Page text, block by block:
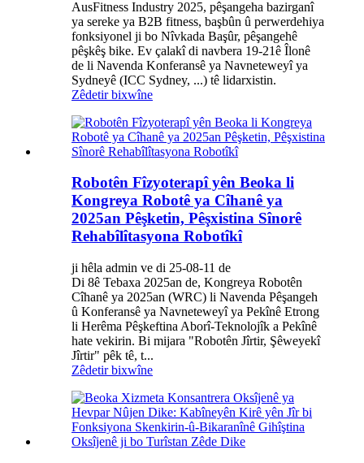
AusFitness Industry 2025, pêşangeha bazirganî
ya sereke ya B2B fitness, başbûn û perwerdehiya
fonksiyonel ji bo Nîvkada Başûr, pêşangehê
pêşkêş bike. Ev çalakî di navbera 19-21ê Îlonê
de li Navenda Konferansê ya Navneteweyî ya
Sydneyê (ICC Sydney, ...) tê lidarxistin.
Zêdetir bixwîne
Robotên Fîzyoterapî yên Beoka li
Kongreya Robotê ya Cîhanê ya
2025an Pêşketin, Pêşxistina Sînorê
Rehabîlîtasyona Robotîkî
ji hêla admin ve di 25-08-11 de
Di 8ê Tebaxa 2025an de, Kongreya Robotên
Cîhanê ya 2025an (WRC) li Navenda Pêşangeh
û Konferansê ya Navneteweyî ya Pekînê Etrong
li Herêma Pêşkeftina Aborî-Teknolojîk a Pekînê
hate vekirin. Bi mijara "Robotên Jîrtir, Şêweyekî
Jîrtir" pêk tê, t...
Zêdetir bixwîne